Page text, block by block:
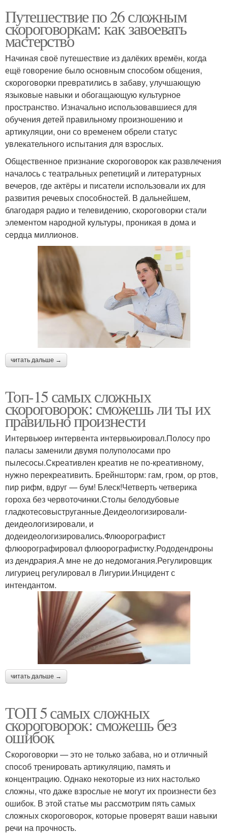
Путешествие по 26 сложным
скороговоркам: как завоевать
мастерство
Начиная своё путешествие из далёких времён, когда
ещё говорение было основным способом общения,
скороговорки превратились в забаву, улучшающую
языковые навыки и обогащающую культурное
пространство. Изначально использовавшиеся для
обучения детей правильному произношению и
артикуляции, они со временем обрели статус
увлекательного испытания для взрослых.
Общественное признание скороговорок как развлечения
началось с театральных репетиций и литературных
вечеров, где актёры и писатели использовали их для
развития речевых способностей. В дальнейшем,
благодаря радио и телевидению, скороговорки стали
элементом народной культуры, проникая в дома и
сердца миллионов.
читать дальше →
Топ-15 самых сложных
скороговорок: сможешь ли ты их
правильно произнести
Интервьюер интервента интервьюировал.Полосу про
паласы заменили двумя полуполосами про
пылесосы.Скреативлен креатив не по-креативному,
нужно перекреативить. Брейншторм: гам, гром, ор ртов,
пир рифм, вдруг — бум! Блеск!Четверть четверика
гороха без червоточинки.Столы белодубовые
гладкотесовыструганные.Деидеологизировали-
деидеологизировали, и
додеидеологизировались.Флюорографист
флюорографировал флюорографистку.Рододендроны
из дендрария.А мне не до недомогания.Регулировщик
лигуриец регулировал в Лигурии.Инцидент с
интендантом.
читать дальше →
ТОП 5 самых сложных
скороговорок: сможешь без
ошибок
Скороговорки — это не только забава, но и отличный
способ тренировать артикуляцию, память и
концентрацию. Однако некоторые из них настолько
сложны, что даже взрослые не могут их произнести без
ошибок. В этой статье мы рассмотрим пять самых
сложных скороговорок, которые проверят ваши навыки
речи на прочность.